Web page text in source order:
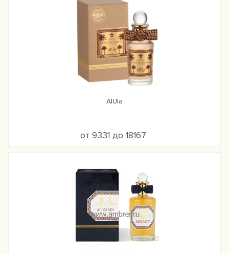
AIUla
от 9331 до 18167